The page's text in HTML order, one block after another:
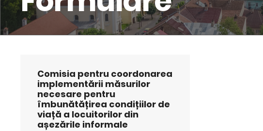
Comisia pentru coordonarea
implementării măsurilor
necesare pentru
îmbunătățirea condițiilor de
viață a locuitorilor din
așezările informale